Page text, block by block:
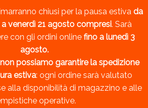
chiusi per la pausa estiva da
venerdì 21 agosto compresi. Sarà
con gli ordini online fino a lunedì 3
agosto.
non possiamo garantire la spedizione
estiva: ogni ordine sarà valutato
alla disponibilità di magazzino e alle
operative.